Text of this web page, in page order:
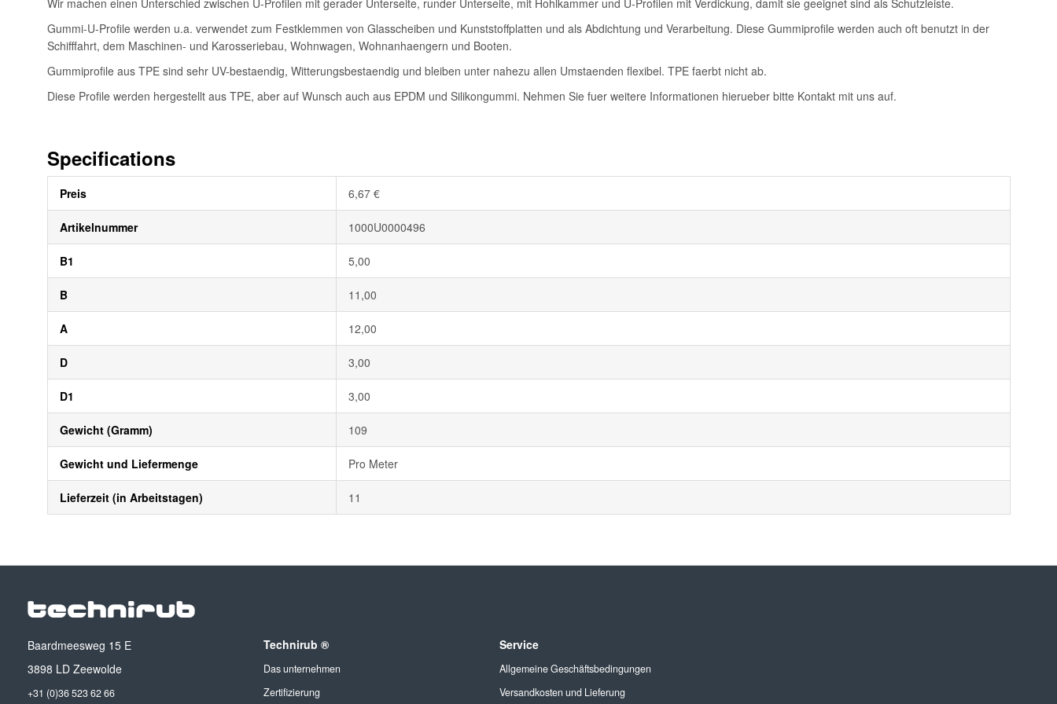
Wir machen einen Unterschied zwischen U-Profilen mit gerader Unterseite, runder Unterseite, mit Hohlkammer und U-Profilen mit Verdickung, damit sie geeignet sind als Schutzleiste.
Gummi-U-Profile werden u.a. verwendet zum Festklemmen von Glasscheiben und Kunststoffplatten und als Abdichtung und Verarbeitung. Diese Gummiprofile werden auch oft benutzt in der
Schifffahrt, dem Maschinen- und Karosseriebau, Wohnwagen, Wohnanhaengern und Booten.
Gummiprofile aus TPE sind sehr UV-bestaendig, Witterungsbestaendig und bleiben unter nahezu allen Umstaenden flexibel. TPE faerbt nicht ab.
Diese Profile werden hergestellt aus TPE, aber auf Wunsch auch aus EPDM und Silikongummi. Nehmen Sie fuer weitere Informationen hierueber bitte Kontakt mit uns auf.
Specifications
Informationen
Preis 6,67 €
Artikelnummer 1000U0000496
B1 5,00
B 11,00
A 12,00
D 3,00
D1 3,00
Gewicht (Gramm) 109
Gewicht und Liefermenge Pro Meter
Lieferzeit (in Arbeitstagen) 11
Baardmeesweg 15 E
3898 LD Zeewolde
+31 (0)36 523 62 66
Technirub ®
Das unternehmen
Zertifizierung
Service
Allgemeine Geschäftsbedingungen
Versandkosten und Lieferung